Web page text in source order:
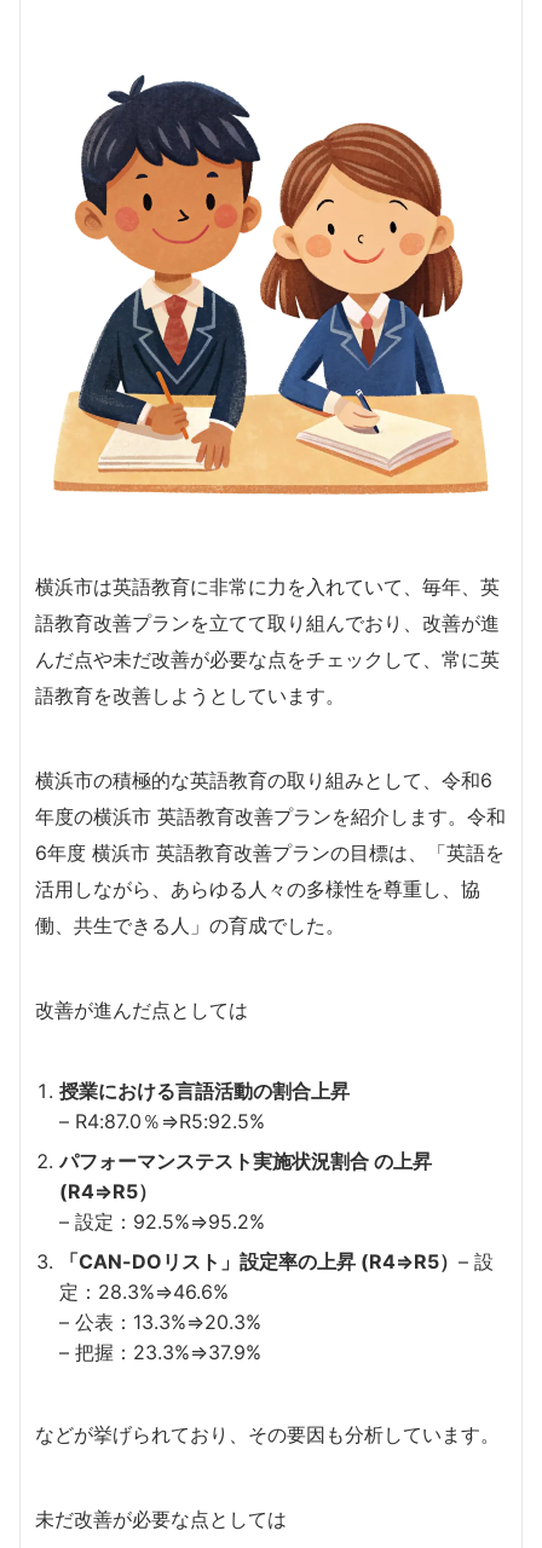
横浜市は英語教育に非常に力を入れていて、毎年、英
語教育改善プランを立てて取り組んでおり、改善が進
んだ点や未だ改善が必要な点をチェックして、常に英
語教育を改善しようとしています。
横浜市の積極的な英語教育の取り組みとして、令和6
年度の横浜市 英語教育改善プランを紹介します。令和
6年度 横浜市 英語教育改善プランの目標は、「英語を
活用しながら、あらゆる人々の多様性を尊重し、協
働、共生できる人」の育成でした。
改善が進んだ点としては
授業における言語活動の割合上昇
– R4:87.0％⇒R5:92.5%
パフォーマンステスト実施状況割合 の上昇
(R4⇒R5）
– 設定：92.5%⇒95.2%
「CAN-DOリスト」設定率の上昇 (R4⇒R5） – 設
定：28.3%⇒46.6%
– 公表：13.3%⇒20.3%
– 把握：23.3%⇒37.9%
などが挙げられており、その要因も分析しています。
未だ改善が必要な点としては